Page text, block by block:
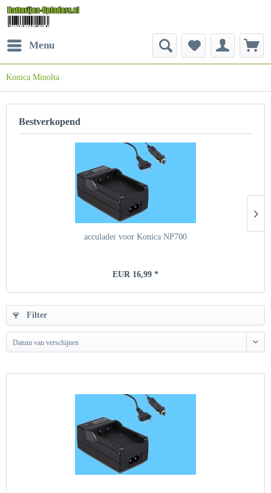
Menu
Konica Minolta
Bestverkopend
acculader voor Konica NP700
EUR 16,99 *
Filter
Datum van verschijnen